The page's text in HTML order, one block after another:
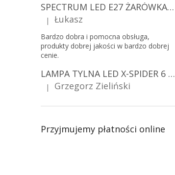
SPECTRUM LED E27 ŻARÓWKA LED 9W, A60/10-PACK!
Ocena produktu to 5 na 5 gwiazdek.
| Łukasz
Bardzo dobra i pomocna obsługa,
produkty dobrej jakości w bardzo dobrej
cenie.
LAMPA TYLNA LED X-SPIDER 6 FUNKCJI, R10, R148, R150, IP67, MOCOWANIE NA ŚRUBY [L2425]
Ocena produktu to 5 na 5 gwiazdek.
| Grzegorz Zieliński
Przyjmujemy płatności online